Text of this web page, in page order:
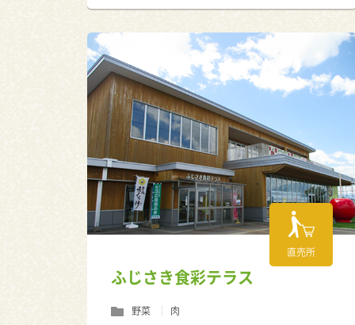
直売所
ふじさき食彩テラス
野菜 肉